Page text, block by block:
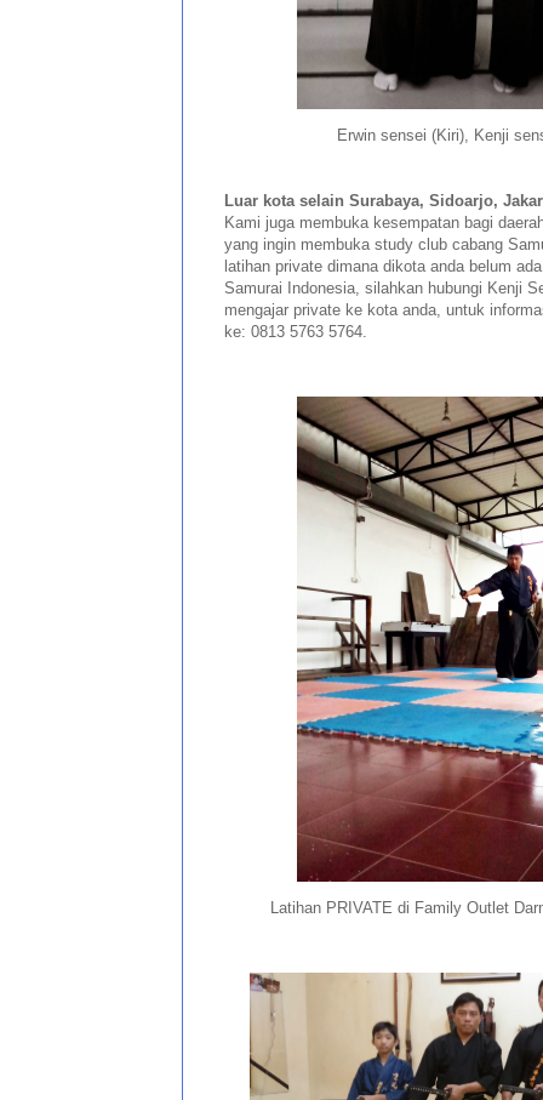
Erwin sensei (Kiri), Kenji
Luar kota selain Surabaya, Sidoarjo,
Kami juga membuka kesempatan bagi
yang ingin membuka study club cabang
latihan private dimana dikota anda belum
Samurai Indonesia, silahkan hubungi Kenji
mengajar private ke kota anda, untuk
ke: 0813 5763 5764.
Latihan PRIVATE di Family Outlet